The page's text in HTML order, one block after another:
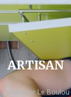
ARTISAN
plombier Le Boulou